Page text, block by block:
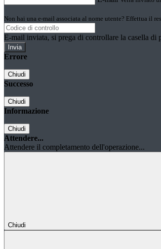
Non hai una e-mail associata al nome utente? Effettua il
E-mail inviata, si prega di controllare la casella di
Errore
Chiudi
Successo
Chiudi
Informazione
Chiudi
Attendere...
Attendere il completamento dell'operazione...
Chiudi